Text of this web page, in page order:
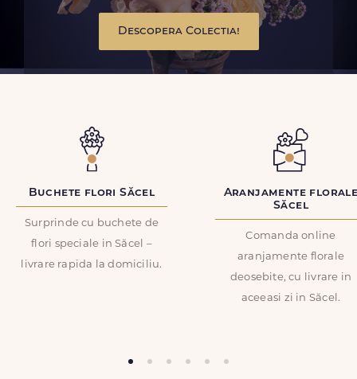
Descopera Colectia!
Buchete flori Săcel
Surprinde cu buchete de
flori speciale in Săcel –
livrare rapida la domiciliu.
Aranjamente
Săcel
Comanda online
aranjamente florale
deosebite, cu livrare in
aceeasi zi in Săcel.